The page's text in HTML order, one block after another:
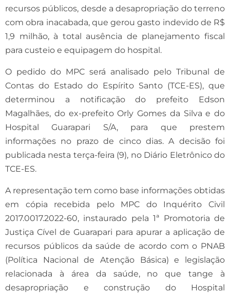
recursos públicos, desde a desapropriação do terreno
com obra inacabada, que gerou gasto indevido de R$
1,9 milhão, à total ausência de planejamento fiscal
para custeio e equipagem do hospital.
O pedido do MPC será analisado pelo Tribunal de
Contas do Estado do Espírito Santo (TCE-ES), que
determinou a notificação do prefeito Edson
Magalhães, do ex-prefeito Orly Gomes da Silva e do
Hospital Guarapari S/A, para que prestem
informações no prazo de cinco dias. A decisão foi
publicada nesta terça-feira (9), no Diário Eletrônico do
TCE-ES.
A representação tem como base informações obtidas
em cópia recebida pelo MPC do Inquérito Civil
2017.0017.2022-60, instaurado pela 1ª Promotoria de
Justiça Cível de Guarapari para apurar a aplicação de
recursos públicos da saúde de acordo com o PNAB
(Política Nacional de Atenção Básica) e legislação
relacionada à área da saúde, no que tange à
desapropriação e construção do Hospital